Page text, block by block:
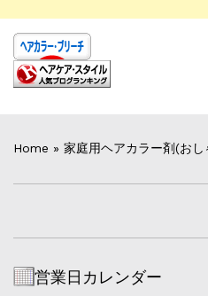
Home » 家庭用ヘアカラー剤(おし
営業日カレンダー